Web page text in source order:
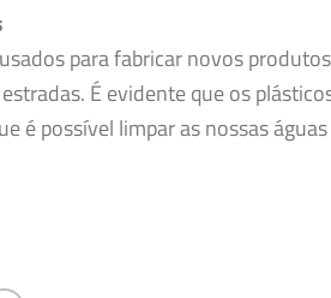
para fabricar novos
É evidente que os
é possível limpar as nossas